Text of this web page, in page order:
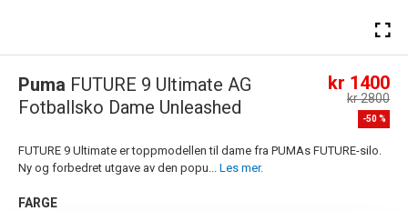
-50 %
Puma FUTURE 9 Ultimate AG
Fotballsko Dame Unleashed
kr 1400
kr 2800
FUTURE 9 Ultimate er toppmodellen til dame fra PUMAs FUTURE-silo.
Ny og forbedret utgave av den popu... Les mer.
FARGE